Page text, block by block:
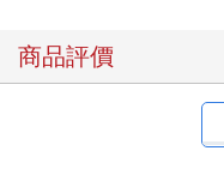
有男生宿舍的補習班，開
學哲學科就讀，寄宿在當
想研究，收錄於《鶴見俊
卻遇上了大麻煩，遭到洛
商品評價